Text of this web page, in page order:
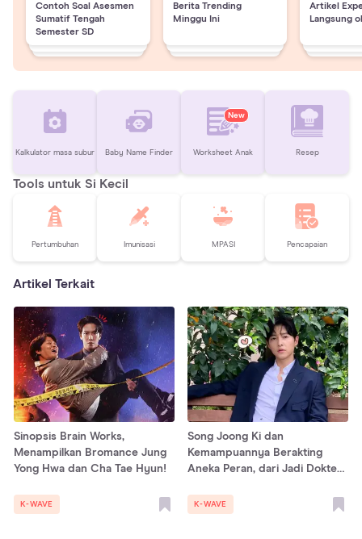
Contoh Soal Asesmen
Sumatif Tengah
Semester SD
Berita Trending
Minggu Ini
Artikel
Langsung
Kalkulator masa subur Baby Name Finder
New
Worksheet Anak Resep
Tools untuk Si Kecil
Pertumbuhan Imunisasi MPASI Pencapaian
Artikel Terkait
Sinopsis Brain Works,
Menampilkan Bromance Jung
Yong Hwa dan Cha Tae Hyun!
K-WAVE
Song Joong Ki dan
Kemampuannya Berakting
Aneka Peran, dari Jadi Dokter
K-WAVE